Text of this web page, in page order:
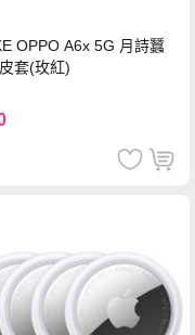
OPPO A6x 5G 月詩蠶
套(玫紅)